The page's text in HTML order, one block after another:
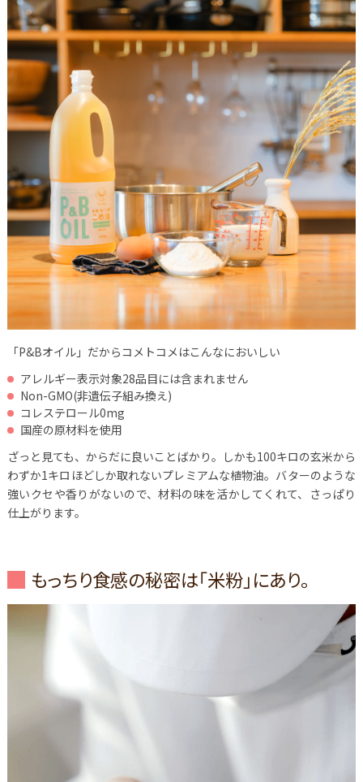
「P&Bオイル」だからコメトコメはこんなにおいしい
アレルギー表示対象28品目には含まれません
Non-GMO(非遺伝子組み換え)
コレステロール0mg
国産の原材料を使用
ざっと見ても、からだに良いことばかり。しかも100キロの玄米から
わずか1キロほどしか取れないプレミアムな植物油。バターのような
強いクセや香りがないので、材料の味を活かしてくれて、さっぱり
仕上がります。
もっちり食感の秘密は「米粉」にあり。